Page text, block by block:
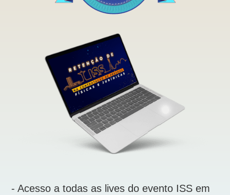
- Acesso a todas as lives do evento ISS em